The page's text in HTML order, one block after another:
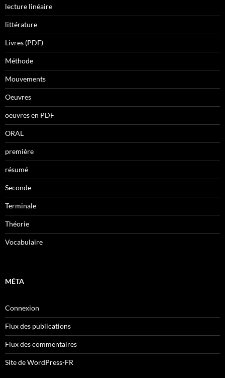
lecture linéaire
littérature
Livres (PDF)
Méthode
Mouvements
Oeuvres
oeuvres en PDF
ORAL
première
résumé
Seconde
Terminale
Théorie
Vocabulaire
MÉTA
Connexion
Flux des publications
Flux des commentaires
Site de WordPress-FR